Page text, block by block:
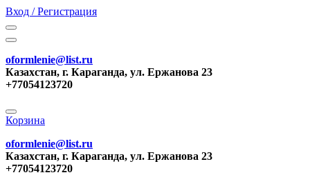
Вход / Регистрация
oformlenie@list.ru
Казахстан, г. Караганда, ул. Ержанова 23
+77054123720
Корзина
oformlenie@list.ru
Казахстан, г. Караганда, ул. Ержанова 23
+77054123720